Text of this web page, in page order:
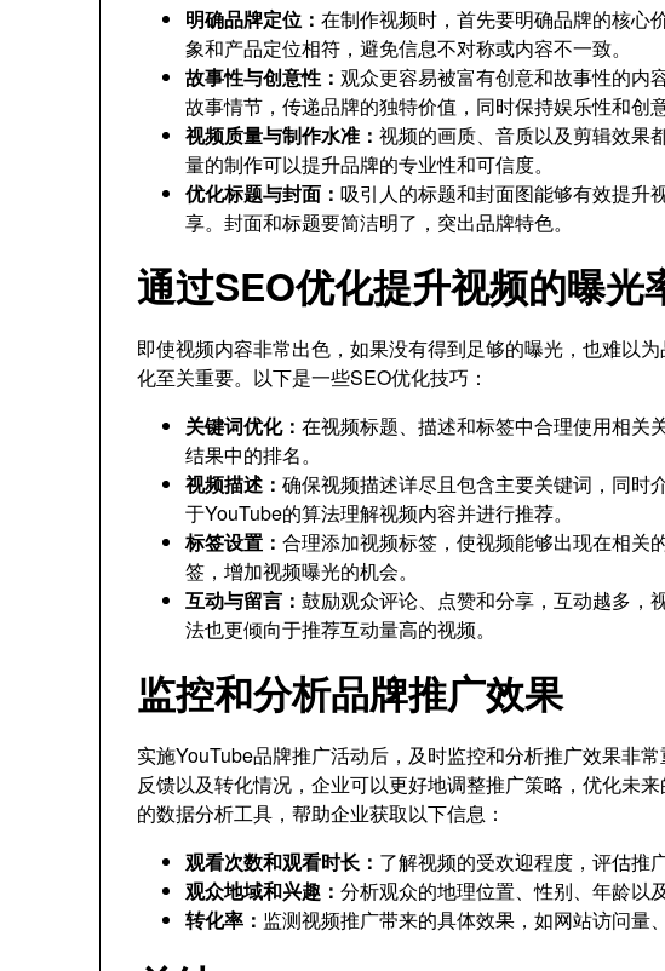
明确品牌定位： 在制作视频时，首先要明确品牌的核心
象和产品定位相符，避免信息不对称或内容不一致。
故事性与创意性： 观众更容易被富有创意和故事性的内
故事情节，传递品牌的独特价值，同时保持娱乐性和创意
视频质量与制作水准： 视频的画质、音质以及剪辑效果
量的制作可以提升品牌的专业性和可信度。
优化标题与封面： 吸引人的标题和封面图能够有效提升
享。封面和标题要简洁明了，突出品牌特色。
通过SEO优化提升视频的曝光
即使视频内容非常出色，如果没有得到足够的曝光，也难以
化至关重要。以下是一些SEO优化技巧：
关键词优化： 在视频标题、描述和标签中合理使用相关
结果中的排名。
视频描述： 确保视频描述详尽且包含主要关键词，同时
于YouTube的算法理解视频内容并进行推荐。
标签设置： 合理添加视频标签，使视频能够出现在相关
签，增加视频曝光的机会。
互动与留言： 鼓励观众评论、点赞和分享，互动越多，
法也更倾向于推荐互动量高的视频。
监控和分析品牌推广效果
实施YouTube品牌推广活动后，及时监控和分析推广效果非
反馈以及转化情况，企业可以更好地调整推广策略，优化未
的数据分析工具，帮助企业获取以下信息：
观看次数和观看时长： 了解视频的受欢迎程度，评估推广
观众地域和兴趣： 分析观众的地理位置、性别、年龄以
转化率： 监测视频推广带来的具体效果，如网站访问量